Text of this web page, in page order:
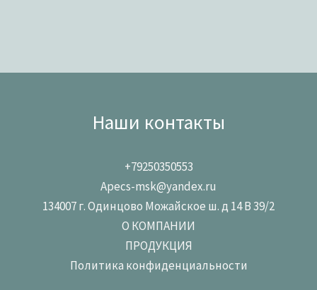
Наши контакты
+79250350553
Apecs-msk@yandex.ru
134007 г. Одинцово Можайское ш. д 14 В 39/2
О КОМПАНИИ
ПРОДУКЦИЯ
Политика конфиденциальности